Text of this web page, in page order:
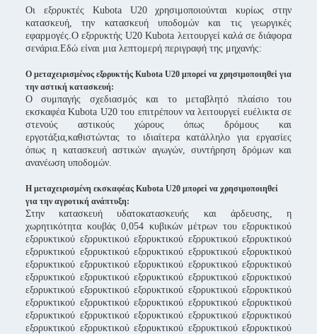
Οι εξορυκτές Kubota U20 χρησιμοποιούνται κυρίως στην
κατασκευή, την κατασκευή υποδομών και τις γεωργικές
εφαρμογές.Ο εξορυκτής U20 Kubota λειτουργεί καλά σε διάφορα
σενάρια.Εδώ είναι μια λεπτομερή περιγραφή της μηχανής:
Ο μεταχειρισμένος εξορυκτής Kubota U20 μπορεί να χρησιμοποιηθεί για
την αστική κατασκευή:
Ο συμπαγής σχεδιασμός και το μεταβλητό πλαίσιο του
εκσκαφέα Kubota U20 του επιτρέπουν να λειτουργεί ευέλικτα σε
στενούς αστικούς χώρους όπως δρόμους και
εργοτάξια,καθιστώντας το ιδιαίτερα κατάλληλο για εργασίες
όπως η κατασκευή αστικών αγωγών, συντήρηση δρόμων και
ανανέωση υποδομών.
Η μεταχειρισμένη εκσκαφέας Kubota U20 μπορεί να χρησιμοποιηθεί
για την αγροτική ανάπτυξη:
Στην κατασκευή υδατοκατασκευής και άρδευσης, η
χωρητικότητα κουβάς 0,054 κυβικών μέτρων του εξορυκτικού
εξορυκτικού εξορυκτικού εξορυκτικού εξορυκτικού εξορυκτικού
εξορυκτικού εξορυκτικού εξορυκτικού εξορυκτικού εξορυκτικού
εξορυκτικού εξορυκτικού εξορυκτικού εξορυκτικού εξορυκτικού
εξορυκτικού εξορυκτικού εξορυκτικού εξορυκτικού εξορυκτικού
εξορυκτικού εξορυκτικού εξορυκτικού εξορυκτικού εξορυκτικού
εξορυκτικού εξορυκτικού εξορυκτικού εξορυκτικού εξορυκτικού
εξορυκτικού εξορυκτικού εξορυκτικού εξορυκτικού εξορυκτικού
εξορυκτικού εξορυκτικού εξορυκτικού εξορυκτικού εξορυκτικού